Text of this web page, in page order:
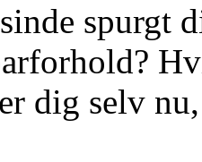
spurgt
dig selv